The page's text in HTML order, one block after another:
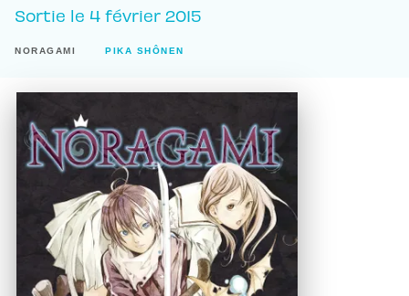
Sortie le 4 février 2015
NORAGAMI PIKA SHÔNEN